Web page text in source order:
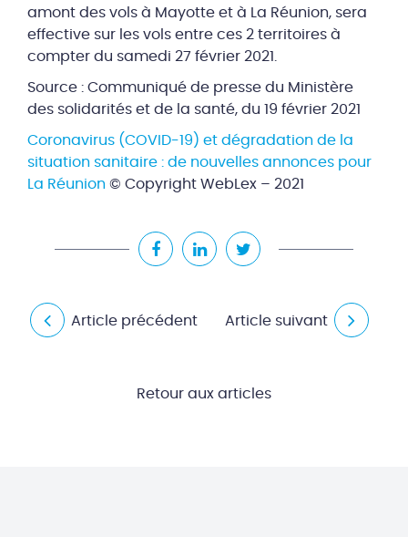
amont des vols à Mayotte et à La Réunion, sera
effective sur les vols entre ces 2 territoires à
compter du samedi 27 février 2021.
Source : Communiqué de presse du Ministère
des solidarités et de la santé, du 19 février 2021
Coronavirus (COVID-19) et dégradation de la
situation sanitaire : de nouvelles annonces pour
La Réunion © Copyright WebLex – 2021
Article précédent Article suivant
Retour aux articles